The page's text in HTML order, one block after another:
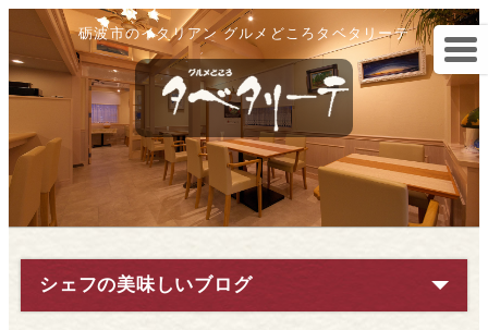
砺波市のイタリアン グルメどころタベタリーテ
シェフの美味しいブログ